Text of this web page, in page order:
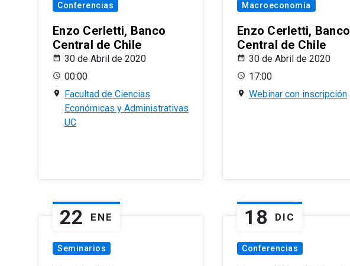
Conferencias
Enzo Cerletti, Banco
Central de Chile
30 de Abril de 2020
00:00
Facultad de Ciencias
Económicas y Administrativas
UC
Macroeconomía
Enzo Cerletti, Banco
Central de Chile
30 de Abril de 2020
17:00
Webinar con inscripción
22 ENE
Seminarios
18 DIC
Conferencias